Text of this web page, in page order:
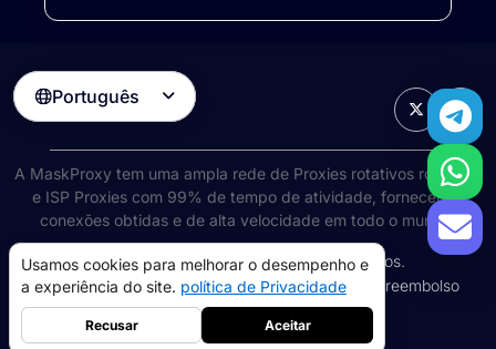
Português 
A MaskProxy tem uma ampla rede de Proxies rotativos rotativos
e ISP Proxies com 99% de tempo de atividade, fornecendo
conexões obtidas e de alta velocidade em todo o mundo.
©2026AIWAY LIMITED. Todos os direitos reservados.
Termos de Serviço política de PrivacidadePolítica de reembolso
Política de cookies
Usamos cookies para melhorar o desempenho e
a experiência do site. política de Privacidade
Recusar Aceitar